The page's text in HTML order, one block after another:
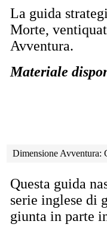
La guida
Morte,
Avventura.
Materiale
Dimensione Avventura:
Questa guida
serie inglese di
giunta in parte